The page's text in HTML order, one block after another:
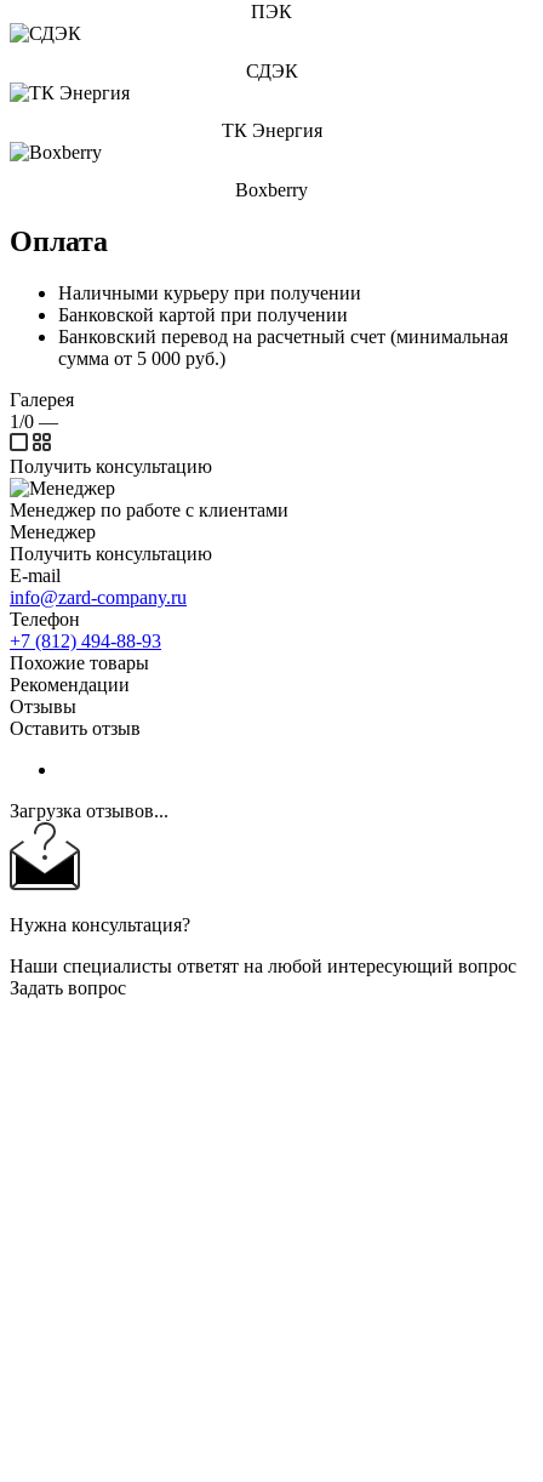
ПЭК
СДЭК
ТК Энергия
Boxberry
Оплата
Наличными курьеру при получении
Банковской картой при получении
Банковский перевод на расчетный счет (минимальная
сумма от 5 000 руб.)
Галерея
1/0 —
Получить консультацию
Менеджер по работе с клиентами
Менеджер
Получить консультацию
E-mail
info@zard-company.ru
Телефон
+7 (812) 494-88-93
Похожие товары
Рекомендации
Отзывы
Оставить отзыв
Загрузка отзывов...
Нужна консультация?
Наши специалисты ответят на любой интересующий вопрос
Задать вопрос